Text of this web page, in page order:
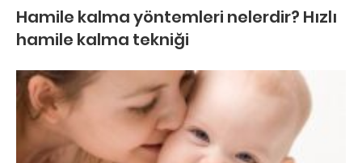
Hamile kalma yöntemleri nelerdir? Hızlı
hamile kalma tekniği